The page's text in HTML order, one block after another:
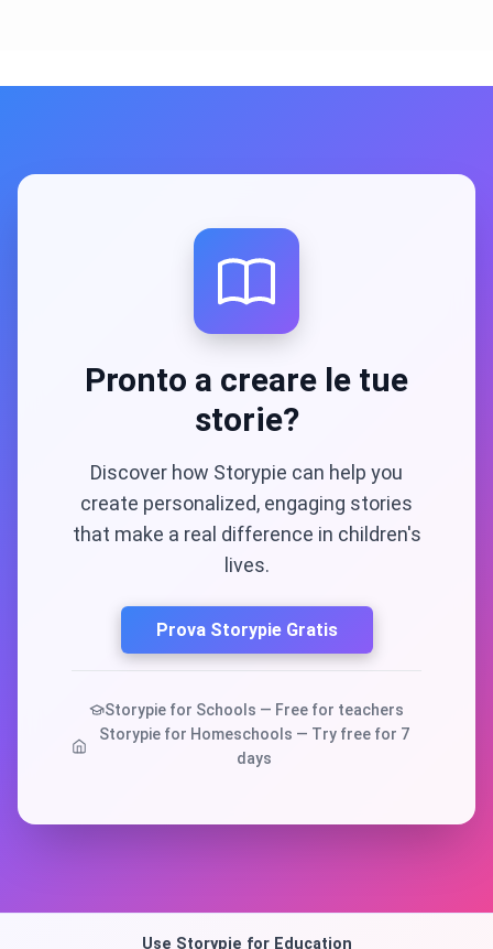
Pronto a creare le tue
storie?
Discover how Storypie can help you
create personalized, engaging stories
that make a real difference in children's
lives.
Prova Storypie Gratis
Storypie for Schools — Free for teachers
Storypie for Homeschools — Try free for 7
days
Use Storypie for Education